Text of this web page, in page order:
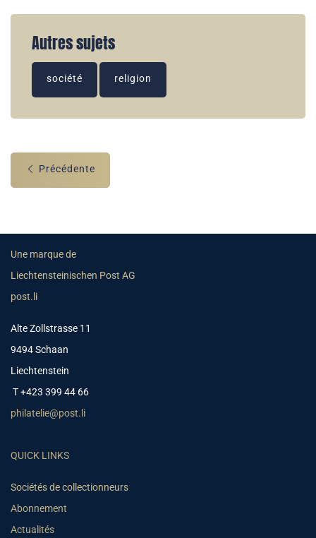
Autres sujets
société religion
Précédente
Une marque de
Liechtensteinischen Post AG
post.li
Alte Zollstrasse 11
9494 Schaan
Liechtenstein
T +423 399 44 66
philatelie@post.li
QUICK LINKS
Sociétés de collectionneurs
Abonnement
Actualités